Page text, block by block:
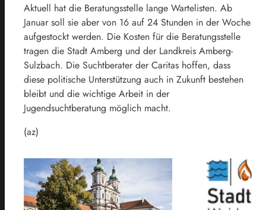
Aktuell hat die Beratungsstelle lange Wartelisten. Ab
Januar soll sie aber von 16 auf 24 Stunden in der Woche
aufgestockt werden. Die Kosten für die Beratungsstelle
tragen die Stadt Amberg und der Landkreis Amberg-
Sulzbach. Die Suchtberater der Caritas hoffen, dass
diese politische Unterstützung auch in Zukunft bestehen
bleibt und die wichtige Arbeit in der
Jugendsuchtberatung möglich macht.
(az)